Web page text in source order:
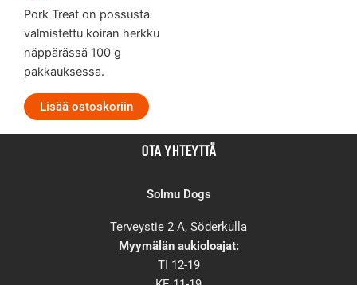
Pork Treat on possusta
valmistettu koiran herkku
näppärässä 100 g
pakkauksessa.
Lisää ostoskoriin
OTA YHTEYTTÄ
Solmu Dogs
Terveystie 2 A, Söderkulla
Myymälän aukioloajat:
TI 12-19